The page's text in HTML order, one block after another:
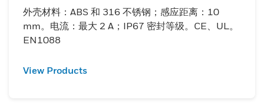
外壳材料：ABS 和 316 不锈钢；感应距离：10
mm。电流：最大 2 A；IP67 密封等级。CE、UL。
EN1088
View Products